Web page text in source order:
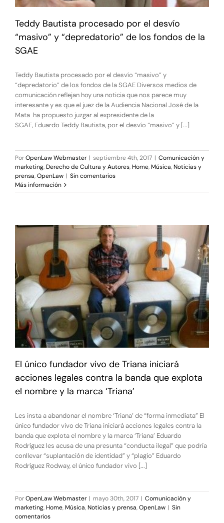
Teddy Bautista procesado por el desvío
“masivo” y “depredatorio” de los fondos de la
SGAE
Teddy Bautista procesado por el desvío “masivo” y
“depredatorio” de los fondos de la SGAE Diversos medios de
comunicación reflejan hoy una noticia que nos parece muy
interesante y es que el juez de la Audiencia Nacional José de la
Mata ha propuesto juzgar al expresidente de la
SGAE, Eduardo Teddy Bautista, por el desvío “masivo” y [...]
PorOpenLaw Webmaster | septiembre 4th, 2017 | Comunicación y
marketing,Derecho de Cultura y Autores,Home,Música,Noticias y
prensa,OpenLaw | Sin comentarios
Más información
El único fundador vivo de Triana iniciará
acciones legales contra la banda que explota
el nombre y la marca ‘Triana’
Les insta a abandonar el nombre ‘Triana’ de “forma inmediata” El
único fundador vivo de Triana iniciará acciones legales contra la
banda que explota el nombre y la marca ‘Triana’ Eduardo
Rodríguez les acusa de una presunta “conducta ilegal” que podría
conllevar “suplantación de identidad” y “plagio” Eduardo
Rodríguez Rodway, el único fundador vivo [...]
PorOpenLaw Webmaster | mayo 30th, 2017 | Comunicación y
marketing,Home,Música,Noticias y prensa,OpenLaw | Sin
comentarios